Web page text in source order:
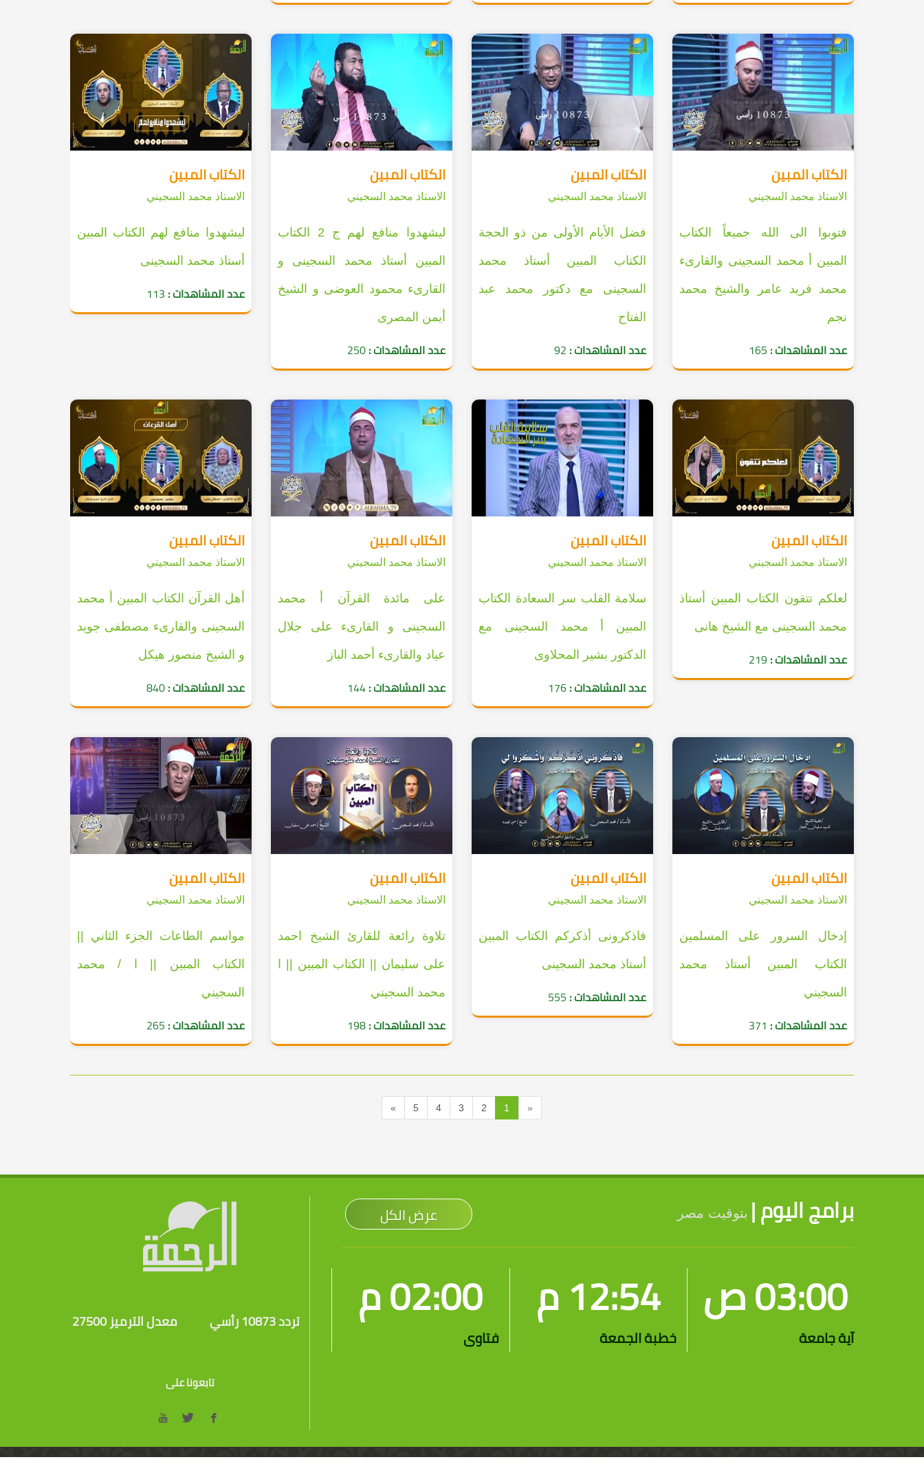
الكتاب المبين
الاستاذ محمد السجيني
فتوبوا الى الله جميعاً الكتاب
المبين أ محمد السجينى والقارىء
محمد فريد عامر والشيخ محمد
نجم
عدد المشاهدات : 165
الكتاب المبين
الاستاذ محمد السجيني
فضل الأيام الأولى من ذو الحجة
الكتاب المبين أستاذ محمد
السجينى مع دكتور محمد عبد
الفتاح
عدد المشاهدات : 92
الكتاب المبين
الاستاذ محمد السجيني
ليشهدوا منافع لهم ج 2 الكتاب
المبين أستاذ محمد السجينى و
القارىء محمود العوضى و الشيخ
أيمن المصرى
عدد المشاهدات :250
الكتاب المبين
الاستاذ محمد السجيني
ليشهدوا منافع لهم الكتاب المبين
أستاذ محمد السجينى
عدد المشاهدات : 113
الكتاب المبين
الاستاذ محمد السجيني
لعلكم تتقون الكتاب المبين أستاذ
محمد السجينى مع الشيخ هانى
عدد المشاهدات :219
الكتاب المبين
الاستاذ محمد السجيني
سلامة القلب سر السعادة الكتاب
المبين أ محمد السجينى مع
الدكتور بشير المحلاوى
عدد المشاهدات :176
الكتاب المبين
الاستاذ محمد السجيني
على مائدة القرآن أ محمد
السجينى و القارىء على جلال
عياد والقارىء أحمد الباز
عدد المشاهدات :144
الكتاب المبين
الاستاذ محمد السجيني
أهل القرآن الكتاب المبين أ محمد
السجينى والقارىء مصطفى جويد
و الشيخ منصور هيكل
عدد المشاهدات :840
الكتاب المبين
الاستاذ محمد السجيني
إدخال السرور على المسلمين
الكتاب المبين أستاذ محمد
السجيني
عدد المشاهدات : 371
الكتاب المبين
الاستاذ محمد السجيني
فاذكرونى أذكركم الكتاب المبين
أستاذ محمد السجينى
عدد المشاهدات : 555
الكتاب المبين
الاستاذ محمد السجيني
تلاوة رائعة للقارئ الشيخ احمد
على سليمان || الكتاب المبين || ا
محمد السجيني
عدد المشاهدات :198
الكتاب المبين
الاستاذ محمد السجيني
مواسم الطاعات الجزء الثاني ||
الكتاب المبين || ا / محمد
السجيني
عدد المشاهدات : 265
«
1
2
3
4
5
»
برامج اليوم | بتوقيت مصر عرض الكل
03:00 ص
آية جامعة
12:54 م
خطبة الجمعة
02:00 م
فتاوى
تردد 10873 رأسي معدل الترميز 27500
تابعونا على